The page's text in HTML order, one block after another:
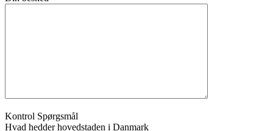
Kontrol Spørgsmål
Hvad hedder hovedstaden i Danmark